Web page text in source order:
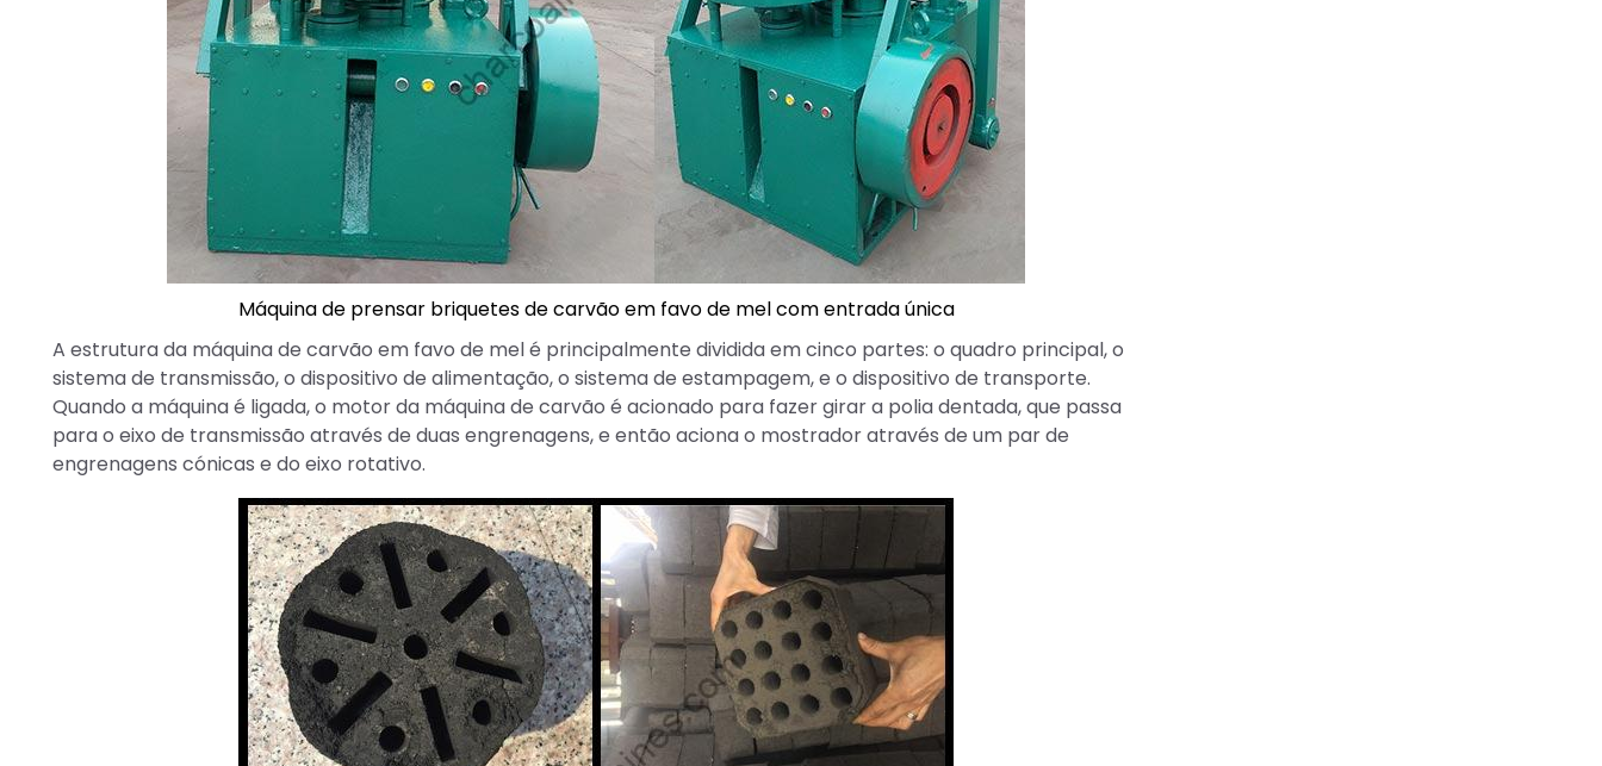
Máquina de prensar briquetes de carvão em favo de mel com entrada única
A estrutura da máquina de carvão em favo de mel é principalmente dividida em cinco partes: o quadro principal, o
sistema de transmissão, o dispositivo de alimentação, o sistema de estampagem, e o dispositivo de transporte.
Quando a máquina é ligada, o motor da máquina de carvão é acionado para fazer girar a polia dentada, que passa
para o eixo de transmissão através de duas engrenagens, e então aciona o mostrador através de um par de
engrenagens cónicas e do eixo rotativo.